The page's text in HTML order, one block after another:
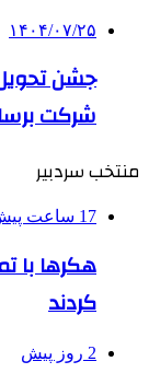
۱۴۰۴/۰۷/۲۵
جشن
شرکت
منتخب سردبیر
17 ساعت پیش
هکرها با
کردند
2 روز پیش